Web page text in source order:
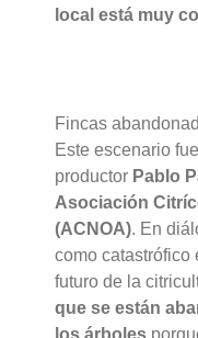
local está muy
Fincas
Este escenario
productor Pablo
Asociación
(ACNOA). En
como catastrófico
futuro de la
que se están